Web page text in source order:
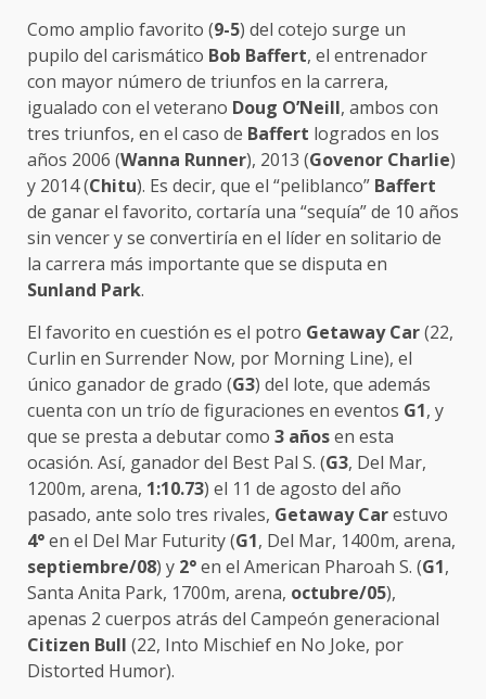
Como amplio favorito (9-5) del cotejo surge un
pupilo del carismático Bob Baffert, el entrenador
con mayor número de triunfos en la carrera,
igualado con el veterano Doug O’Neill, ambos con
tres triunfos, en el caso de Baffert logrados en los
años 2006 (Wanna Runner), 2013 (Govenor Charlie)
y 2014 (Chitu). Es decir, que el “peliblanco” Baffert
de ganar el favorito, cortaría una “sequía” de 10 años
sin vencer y se convertiría en el líder en solitario de
la carrera más importante que se disputa en
Sunland Park.
El favorito en cuestión es el potro Getaway Car(22,
Curlin en Surrender Now, por Morning Line), el
único ganador de grado (G3) del lote, que además
cuenta con un trío de figuraciones en eventos G1, y
que se presta a debutar como 3 añosen esta
ocasión. Así, ganador del Best Pal S. (G3, Del Mar,
1200m, arena, 1:10.73) el 11 de agosto del año
pasado, ante solo tres rivales, Getaway Carestuvo
4°en el Del Mar Futurity (G1, Del Mar, 1400m, arena,
septiembre/08) y 2°en el American Pharoah S. (G1,
Santa Anita Park, 1700m, arena, octubre/05),
apenas 2 cuerpos atrás del Campeón generacional
Citizen Bull (22, Into Mischief en No Joke, por
Distorted Humor).